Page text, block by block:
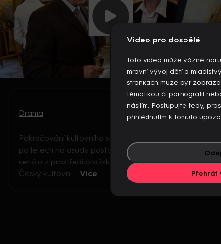
Video pro dospělé
Toto video může vážně
mravní vývoj dětí a
stránkách může být
tématikou či pornografií
násilím. Postupujte tedy,
přihlédnutím k tomuto
Přehrát
Drama
Pokračování kultovního seriálu Sanitka, navazuje
po letech na osudy postav původního televizního
seriálu z prostředí pražské Záchranné služby...
Český kultovní ... Více